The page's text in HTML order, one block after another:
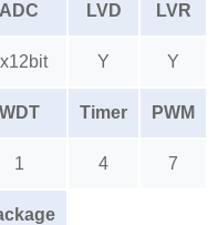
ADC LVD LVR
Y Y
WDT Timer PWM
1 4 7